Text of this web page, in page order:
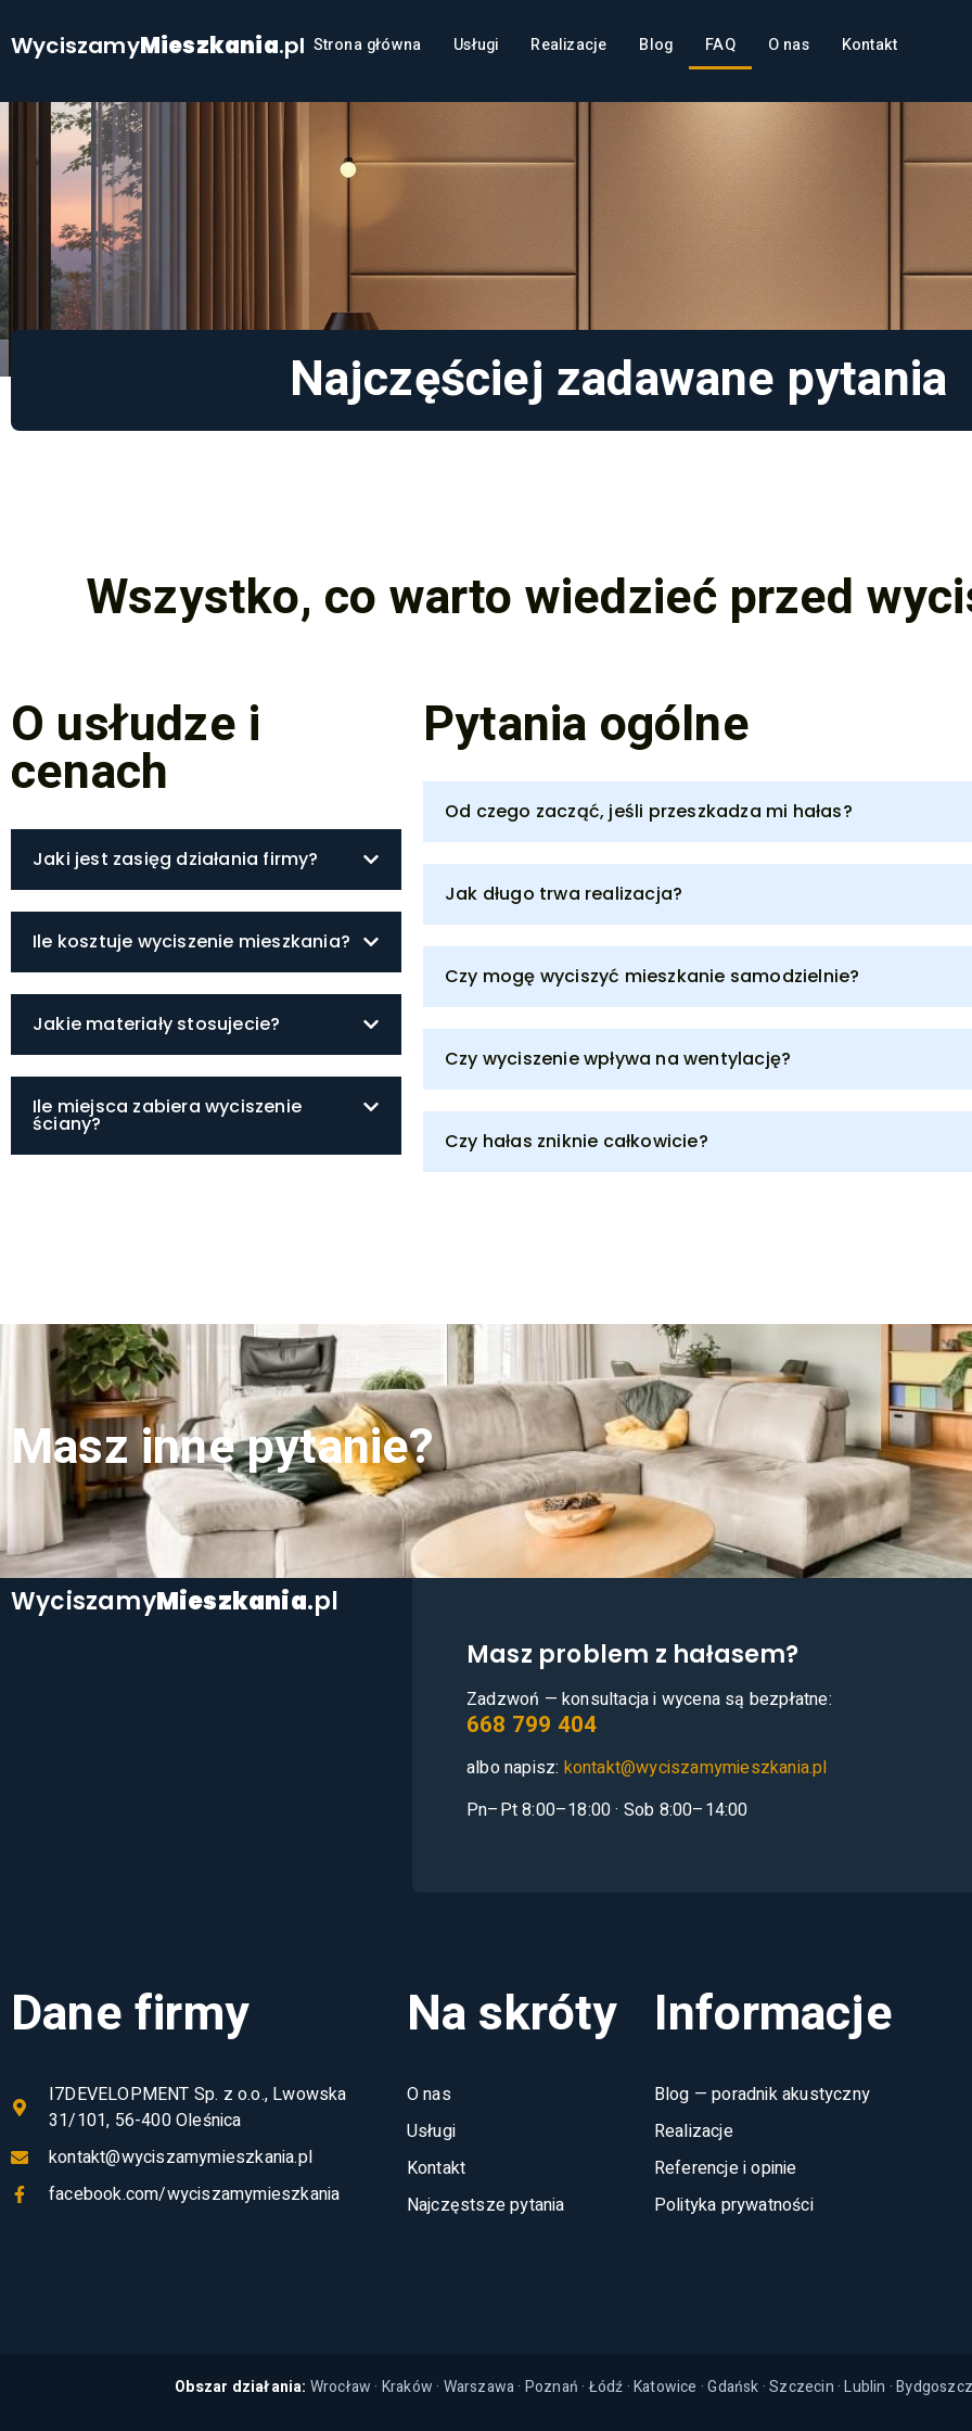
WyciszamyMieszkania.pl Strona główna Usługi Realizacje Blog FAQ O nas Kontakt
Najczęściej zadawane pytania
Wszystko, co warto wiedzieć przed
O usłudze i
cenach
Jaki jest zasięg działania firmy?
Ile kosztuje wyciszenie mieszkania?
Jakie materiały stosujecie?
Ile miejsca zabiera wyciszenie
ściany?
Pytania ogólne
Od czego zacząć, jeśli przeszkadza mi hałas?
Jak długo trwa realizacja?
Czy mogę wyciszyć mieszkanie samodzielnie?
Czy wyciszenie wpływa na wentylację?
Czy hałas zniknie całkowicie?
Masz inne pytanie?
WyciszamyMieszkania.pl
Masz problem z hałasem?
Zadzwoń — konsultacja i wycena są bezpłatne:
668 799 404
albo napisz: kontakt@wyciszamymieszkania.pl
Pn–Pt 8:00–18:00 · Sob 8:00–14:00
Dane firmy
I7DEVELOPMENT Sp. z o.o., Lwowska
31/101, 56-400 Oleśnica
kontakt@wyciszamymieszkania.pl
facebook.com/wyciszamymieszkania
Na skróty
O nas
Usługi
Kontakt
Najczęstsze pytania
Informacje
Blog — poradnik akustyczny
Realizacje
Referencje i opinie
Polityka prywatności
Obszar działania: Wrocław · Kraków · Warszawa· Poznań ·Łódź ·Katowice ·Gdańsk ·Szczecin ·Lublin ·Bydgoszcz